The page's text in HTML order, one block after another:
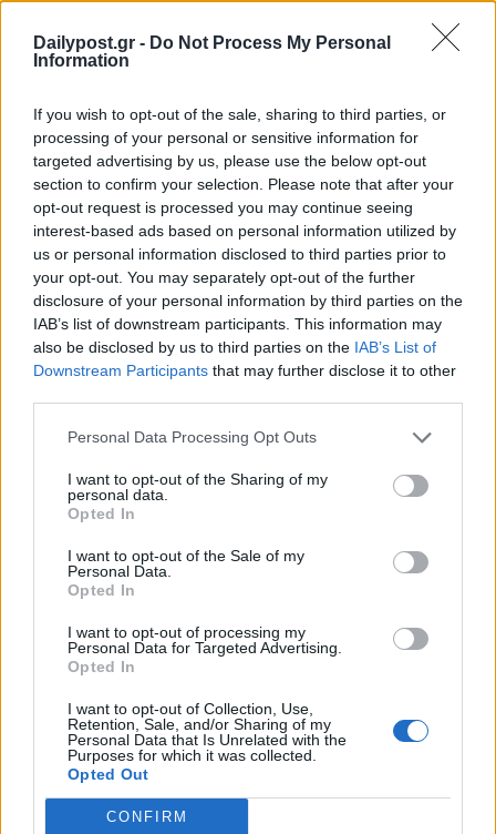
Dailypost.gr - Do Not Process My Personal
Information
If you wish to opt-out of the sale, sharing to third parties, or
processing of your personal or sensitive information for
targeted advertising by us, please use the below opt-out
section to confirm your selection. Please note that after your
opt-out request is processed you may continue seeing
interest-based ads based on personal information utilized by
us or personal information disclosed to third parties prior to
your opt-out. You may separately opt-out of the further
disclosure of your personal information by third parties on the
IAB’s list of downstream participants. This information may
also be disclosed by us to third parties on the IAB’s List of
Downstream Participants that may further disclose it to other
Personal Data Processing Opt Outs
I want to opt-out of the Sharing of my
personal data.
Opted In
I want to opt-out of the Sale of my
Personal Data.
Opted In
I want to opt-out of processing my
Personal Data for Targeted Advertising.
Opted In
I want to opt-out of Collection, Use,
Retention, Sale, and/or Sharing of my
Personal Data that Is Unrelated with the
Purposes for which it was collected.
Opted Out
CONFIRM